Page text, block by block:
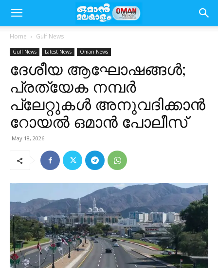
Home Gulf News
Gulf News Latest News Oman News
ദേശീയ ആഘോഷങ്ങൾ;
പ്രത്യേക നമ്പർ
പ്ലേറ്റുകൾ അനുവദിക്കാൻ
റോയൽ ഒമാൻ പോലീസ്
May 18, 2026